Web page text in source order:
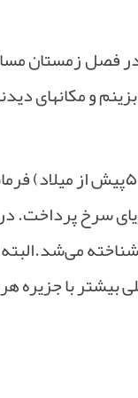
فصل زمستان
و مکانهای
پیش از میلاد)
سرخ پرداخت.
شناخته
با جزیره